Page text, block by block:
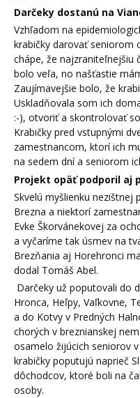
Darčeky dostanú na
Vzhľadom na
krabičky darovať seniorom
chápe, že najzraniteľnejšiu
bolo veľa, no našťastie
Zaujímavejšie bolo, že
Uskladňovala som ich
:-), otvoriť a skontrolovať
Krabičky pred vstupnými
zamestnancom, ktorí ich
na sedem dní a seniorom
Projekt opäť podporil aj
Skvelú myšlienku
Brezna a niektorí
Evke Škorvánekovej za
a vyčaríme tak úsmev na
Brezňania aj Horehronci
dodal Tomáš Abel.
Darčeky už poputovali do
Hronca, Heľpy, Vaľkovne,
a do Kotvy v Predných
chorých v breznianskej
osamelo žijúcich seniorov
krabičky poputujú naprieč
dôchodcov, ktoré boli na
osoby.